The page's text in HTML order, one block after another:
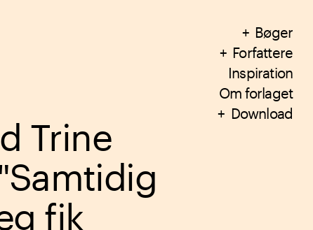
Bøger
Forfattere
Inspiration
Om forlaget
Download
Trine
fik